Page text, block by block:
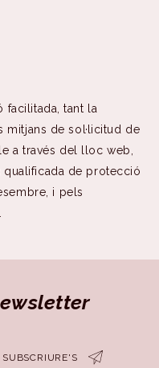
facilitada, tant la
mitjans de sol·licitud de
a través del lloc web,
de protecció
i pels
SUBSCRIURE'S